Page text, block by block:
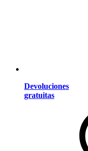
Devoluciones
gratuitas